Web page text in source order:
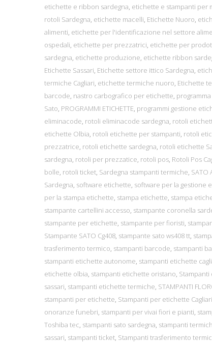
etichette e ribbon sardegna, etichette e stampanti per
rotoli Sardegna, etichette macelli, Etichette Nuoro,
alimenti, etichette per l'identificazione nel settore
ospedali, etichette per prezzatrici, etichette per
sardegna, etichette produzione, etichette ribbon
Etichette Sassari, Etichette settore ittico Sardegna,
termiche Cagliari, etichette termiche nuoro, Etichette
barcode, nastro carbografico per etichette,
Sato, PROGRAMMI ETICHETTE, programmi gestione
eliminacode, rotoli eliminacode sardegna, rotoli
etichette Olbia, rotoli etichette per stampanti, rotoli
prezzatrice, rotoli etichette sardegna, rotoli etichette
sardegna, rotoli per prezzatice, rotoli pos, Rotoli Pos
bolle, rotoli ticket, Sardegna stampanti termiche, SATO
Sardegna, software etichette, software per la gestione
per la stampa etichette, stampa etichette, stampa
stampante cartellini accesso, stampante coronella
stampante per etichette, stampante per fioristi,
Stampante SATO Cg408, stampante sato ws408 tt,
trasferimento termico, stampanti barcode, stampanti
stampanti etichette autonome, stampanti etichette
etichette olbia, stampanti etichette oristano,
sassari, stampanti etichette termiche, STAMPANTI
stampanti per etichette, Stampanti per etichette Cagliari
onoranze funebri, stampanti per vivai fiori e pianti,
Toshiba tec, stampanti sato sardegna, stampanti
sassari, stampanti ticket, Stampanti trasferimento